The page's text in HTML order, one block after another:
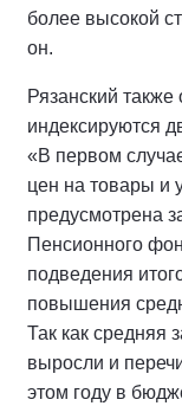
более высокой
он.
Рязанский также
индексируются
«В первом
цен на товары и
предусмотрена
Пенсионного
подведения
повышения
Так как средняя
выросли и
этом году в